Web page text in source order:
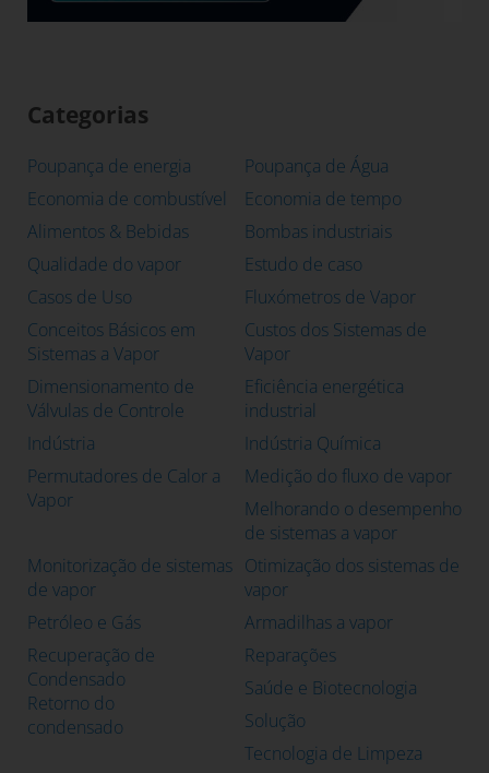
Categorias
Poupança de energia
Poupança de Água
Economia de combustível
Economia de tempo
Alimentos & Bebidas
Bombas industriais
Qualidade do vapor
Estudo de caso
Casos de Uso
Fluxómetros de Vapor
Conceitos Básicos em
Sistemas a Vapor
Custos dos Sistemas de
Vapor
Dimensionamento de
Válvulas de Controle
Eficiência energética
industrial
Indústria
Indústria Química
Permutadores de Calor a
Vapor
Medição do fluxo de vapor
Melhorando o desempenho
de sistemas a vapor
Monitorização de sistemas
de vapor
Otimização dos sistemas de
vapor
Petróleo e Gás
Armadilhas a vapor
Recuperação de
Condensado
Retorno do
condensado
Reparações
Saúde e Biotecnologia
Solução
Tecnologia de Limpeza